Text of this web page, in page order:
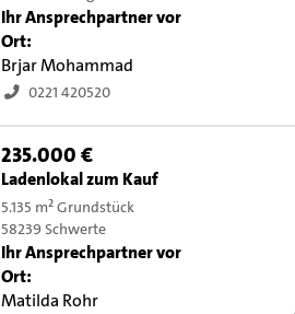
Ihr Ansprechpartner vor
Ort:
Brjar Mohammad
0221 420520
235.000 €
Ladenlokal zum Kauf
5.135 m² Grundstück
58239 Schwerte
Ihr Ansprechpartner vor
Ort:
Matilda Rohr